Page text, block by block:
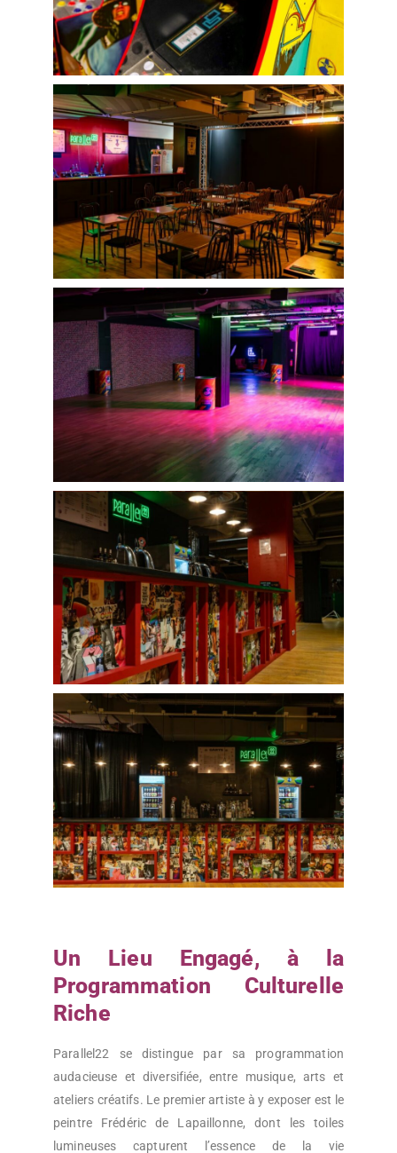
Un Lieu Engagé, à la
Programmation Culturelle
Riche
Parallel22 se distingue par sa programmation
audacieuse et diversifiée, entre musique, arts et
ateliers créatifs. Le premier artiste à y exposer est le
peintre Frédéric de Lapaillonne, dont les toiles
lumineuses capturent l’essence de la vie